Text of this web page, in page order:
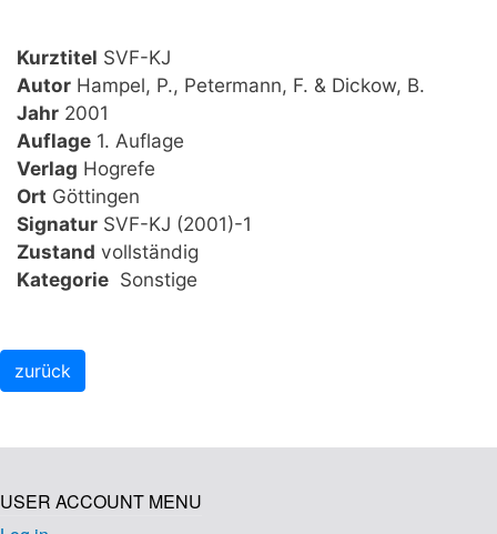
Kurztitel SVF-KJ
Autor Hampel, P., Petermann, F. & Dickow, B.
Jahr 2001
Auflage 1. Auflage
Verlag Hogrefe
Ort Göttingen
Signatur SVF-KJ (2001)-1
Zustand vollständig
Kategorie Sonstige
USER ACCOUNT MENU